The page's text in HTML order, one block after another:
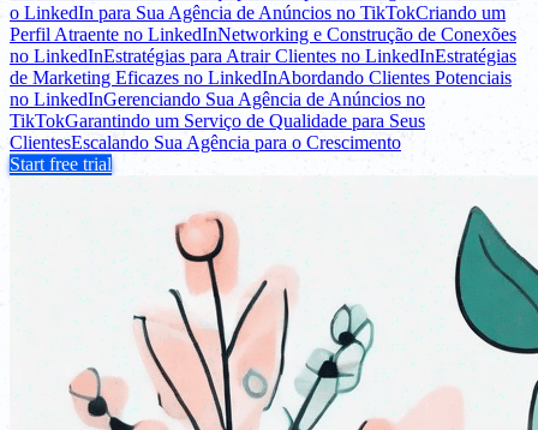
o LinkedIn para Sua Agência de Anúncios no TikTokCriando um
Perfil Atraente no LinkedInNetworking e Construção de Conexões
no LinkedInEstratégias para Atrair Clientes no LinkedInEstratégias
de Marketing Eficazes no LinkedInAbordando Clientes Potenciais
no LinkedInGerenciando Sua Agência de Anúncios no
TikTokGarantindo um Serviço de Qualidade para Seus
ClientesEscalando Sua Agência para o Crescimento
Start free trial